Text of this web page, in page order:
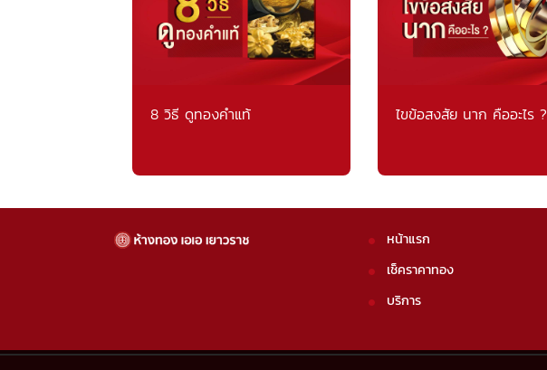
8 วิธี ดูทองคำแท้ ไขข้อสงสัย นาก คืออะไร ?
หน้าแรก
เช็คราคาทอง
บริการ